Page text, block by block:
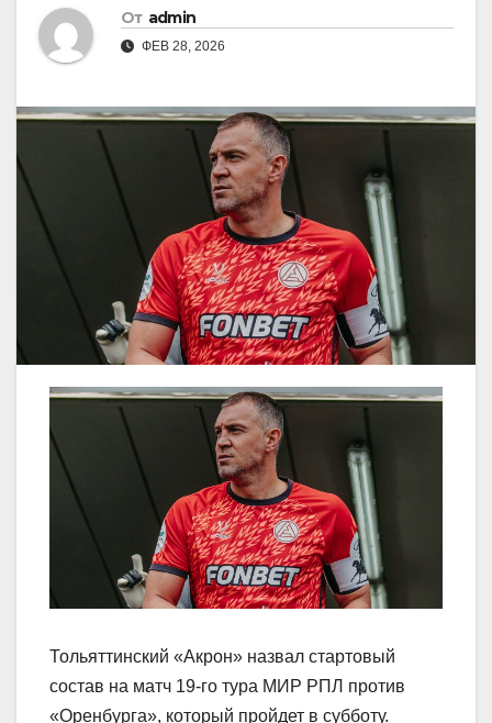
От admin
ФЕВ 28, 2026
Тольяттинский «Акрон» назвал стартовый
состав на матч 19‑го тура МИР РПЛ против
«Оренбурга», который пройдет в субботу.